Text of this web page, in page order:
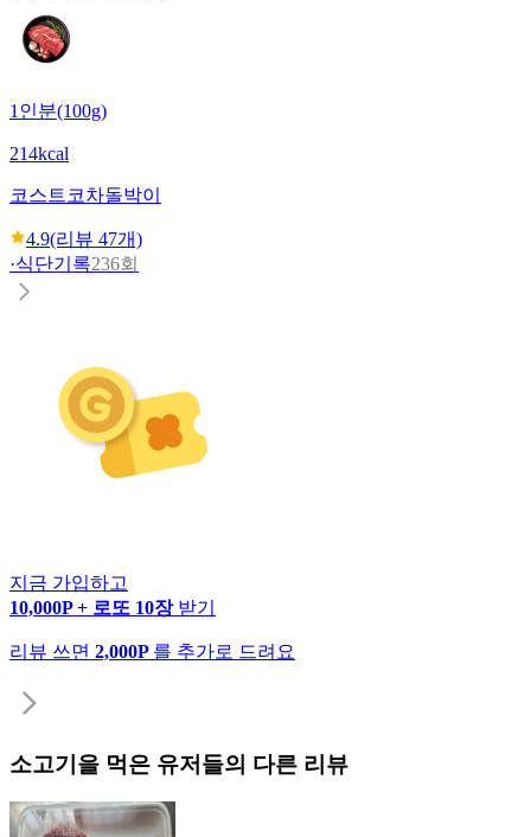
1인분(100g)
214kcal
코스트코차돌박이
4.9(리뷰 47개)
·식단기록236회
지금 가입하고
10,000P + 로또 10장 받기
리뷰 쓰면 2,000P 를 추가로 드려요
소고기 을 먹은 유저들의 다른 리뷰